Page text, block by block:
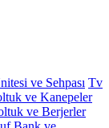
ve Sehpası Tv
ve Kanepeler
ve Berjerler